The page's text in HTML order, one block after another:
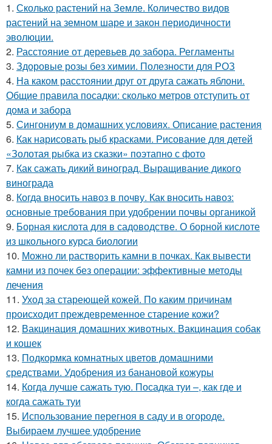
1. Сколько растений на Земле. Количество видов
растений на земном шаре и закон периодичности
эволюции.
2. Расстояние от деревьев до забора. Регламенты
3. Здоровые розы без химии. Полезности для РОЗ
4. На каком расстоянии друг от друга сажать яблони.
Общие правила посадки: сколько метров отступить от
дома и забора
5. Сингониум в домашних условиях. Описание растения
6. Как нарисовать рыб красками. Рисование для детей
«Золотая рыбка из сказки» поэтапно с фото
7. Как сажать дикий виноград. Выращивание дикого
винограда
8. Когда вносить навоз в почву. Как вносить навоз:
основные требования при удобрении почвы органикой
9. Борная кислота для в садоводстве. О борной кислоте
из школьного курса биологии
10. Можно ли растворить камни в почках. Как вывести
камни из почек без операции: эффективные методы
лечения
11. Уход за стареющей кожей. По каким причинам
происходит преждевременное старение кожи?
12. Вакцинация домашних животных. Вакцинация собак
и кошек
13. Подкормка комнатных цветов домашними
средствами. Удобрения из банановой кожуры
14. Когда лучше сажать тую. Посадка туи –, как где и
когда сажать туи
15. Использование перегноя в саду и в огороде.
Выбираем лучшее удобрение